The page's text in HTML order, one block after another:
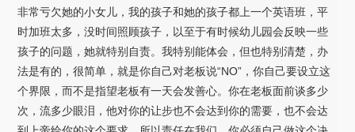
非常亏欠她的小女儿，我的孩子和她的孩子都上一个英语班，平
时加班太多，没时间照顾孩子，以至于有时候幼儿园会反映一些
孩子的问题，她就特别自责。我特别能体会，但也特别清楚，办
法是有的，很简单，就是你自己对老板说“NO”，你自己要设立这
个界限，而不是指望老板有一天会发善心。你在老板面前谈多少
次，流多少眼泪，他对你的让步也不会达到你的需要，也不会达